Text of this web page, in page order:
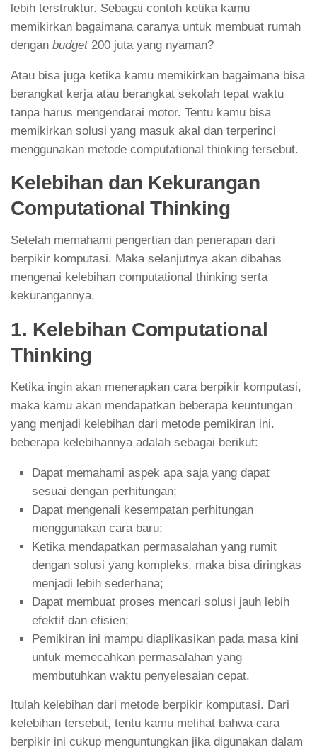
lebih terstruktur. Sebagai contoh ketika kamu
memikirkan bagaimana caranya untuk membuat rumah
dengan budget 200 juta yang nyaman?
Atau bisa juga ketika kamu memikirkan bagaimana bisa
berangkat kerja atau berangkat sekolah tepat waktu
tanpa harus mengendarai motor. Tentu kamu bisa
memikirkan solusi yang masuk akal dan terperinci
menggunakan metode computational thinking tersebut.
Kelebihan dan Kekurangan
Computational Thinking
Setelah memahami pengertian dan penerapan dari
berpikir komputasi. Maka selanjutnya akan dibahas
mengenai kelebihan computational thinking serta
kekurangannya.
1. Kelebihan Computational
Thinking
Ketika ingin akan menerapkan cara berpikir komputasi,
maka kamu akan mendapatkan beberapa keuntungan
yang menjadi kelebihan dari metode pemikiran ini.
beberapa kelebihannya adalah sebagai berikut:
Dapat memahami aspek apa saja yang dapat
sesuai dengan perhitungan;
Dapat mengenali kesempatan perhitungan
menggunakan cara baru;
Ketika mendapatkan permasalahan yang rumit
dengan solusi yang kompleks, maka bisa diringkas
menjadi lebih sederhana;
Dapat membuat proses mencari solusi jauh lebih
efektif dan efisien;
Pemikiran ini mampu diaplikasikan pada masa kini
untuk memecahkan permasalahan yang
membutuhkan waktu penyelesaian cepat.
Itulah kelebihan dari metode berpikir komputasi. Dari
kelebihan tersebut, tentu kamu melihat bahwa cara
berpikir ini cukup menguntungkan jika digunakan dalam